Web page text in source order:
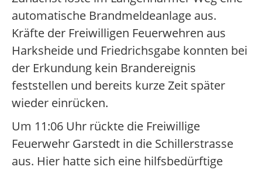
automatische Brandmeldeanlage aus.
Kräfte der Freiwilligen Feuerwehren aus
Harksheide und Friedrichsgabe konnten bei
der Erkundung kein Brandereignis
feststellen und bereits kurze Zeit später
wieder einrücken.
Um 11:06 Uhr rückte die Freiwillige
Feuerwehr Garstedt in die Schillerstrasse
aus. Hier hatte sich eine hilfsbedürftige